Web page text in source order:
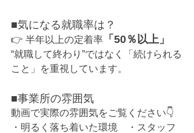
■気になる就職率は？
👉 半年以上の定着率 「50％以上」
“就職して終わり”ではなく「続けられる
こと」を重視しています。
■事業所の雰囲気
動画で実際の雰囲気をご覧ください👇
・明るく落ち着いた環境　・スタッフ